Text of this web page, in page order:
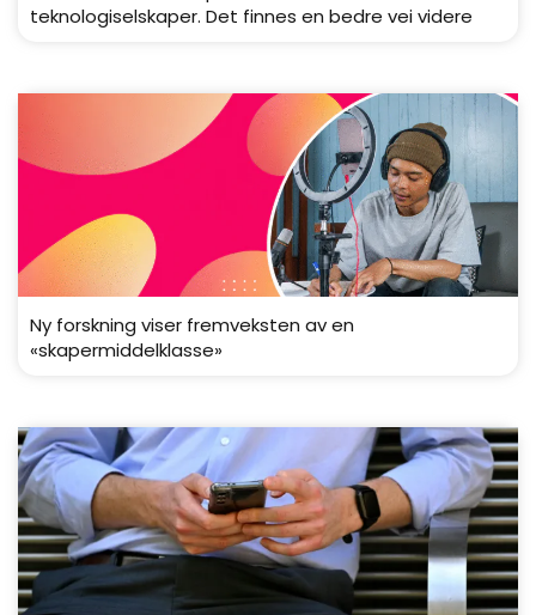
teknologiselskaper. Det finnes en bedre vei videre
Ny forskning viser fremveksten av en
«skapermiddelklasse»